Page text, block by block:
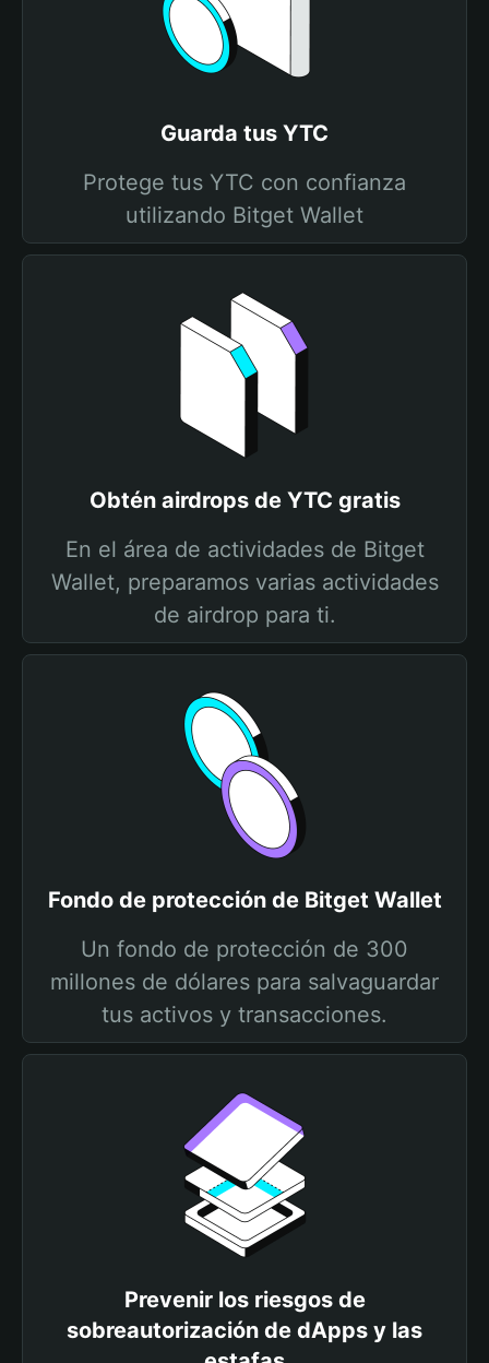
Guarda tus YTC
Protege tus YTC con confianza
utilizando Bitget Wallet
Obtén airdrops de YTC gratis
En el área de actividades de Bitget
Wallet, preparamos varias actividades
de airdrop para ti.
Fondo de protección de Bitget Wallet
Un fondo de protección de 300
millones de dólares para salvaguardar
tus activos y transacciones.
Prevenir los riesgos de
sobreautorización de dApps y las